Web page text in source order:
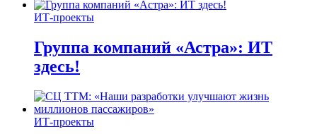
ИТ-проекты
Группа компаний «Астра»: ИТ
здесь!
ИТ-проекты